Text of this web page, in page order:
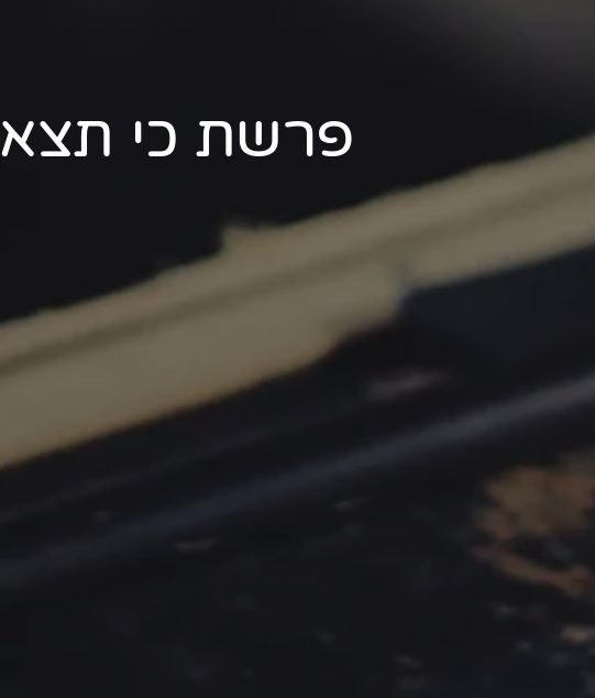
פרשת כי תצא